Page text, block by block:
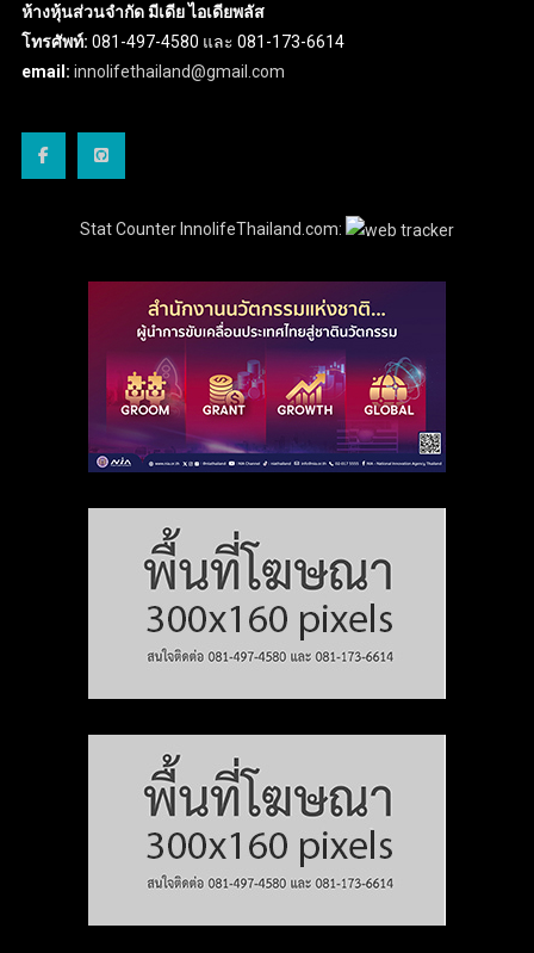
ห้างหุ้นส่วนจำกัด มีเดีย ไอเดียพลัส
โทรศัพท์: 081-497-4580 และ 081-173-6614
email: innolifethailand@gmail.com
Stat Counter InnolifeThailand.com: